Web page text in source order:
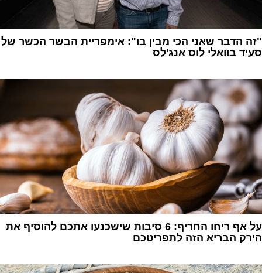
"זה הדבר שאני הכי מבין בו": אימפריית הבשר הכשר של
סעיד בוואלי לוס אנג'לס
על אף ריחו החריף: 6 סיבות שישכנעו אתכם להוסיף את
הירק הבריא הזה לתפריטכם